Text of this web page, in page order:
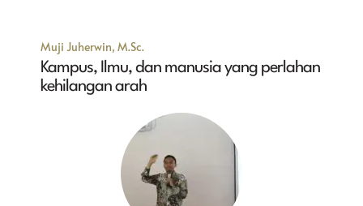
Muji Juherwin, M.Sc.
Kampus, Ilmu, dan manusia yang perlahan
kehilangan arah